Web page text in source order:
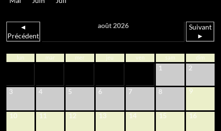
◄
Précédent
août 2026
Suivant
►
lun mar mer jeu ven sam dim
1 2
3 4 5 6 7 8 9
10 11 12 13 14 15 16